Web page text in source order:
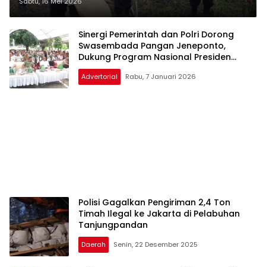
Polri
Sinergi Pemerintah dan Polri Dorong
Swasembada Pangan Jeneponto,
Dukung Program Nasional Presiden
Prabowo
Advertorial Rabu, 7 Januari 2026
Polisi Gagalkan Pengiriman 2,4 Ton
Timah Ilegal ke Jakarta di Pelabuhan
Tanjungpandan
Daerah Senin, 22 Desember 2025